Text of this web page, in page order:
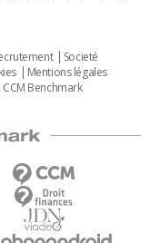
Societé
Mentions légales
Benchmark